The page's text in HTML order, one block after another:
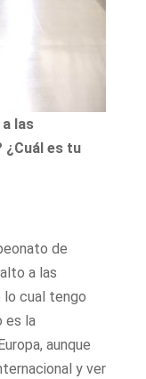
las
es tu
de
a las
lo cual tengo
es la
aunque
y ver